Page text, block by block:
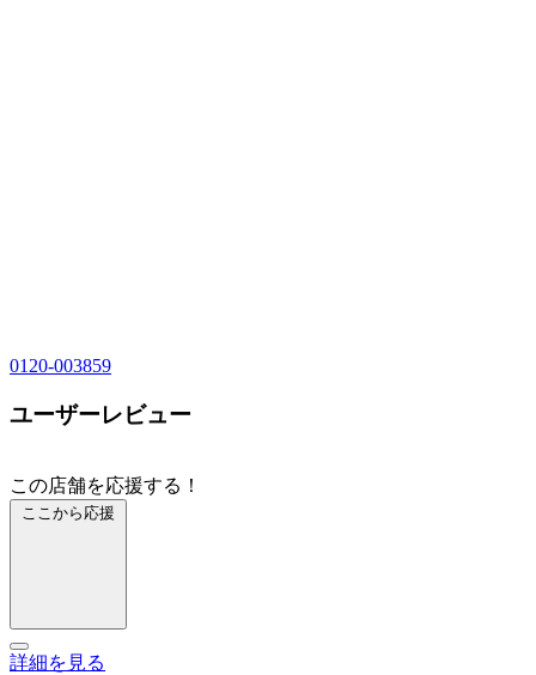
0120-003859
ユーザーレビュー
この店舗を応援する！
ここから応援
詳細を見る